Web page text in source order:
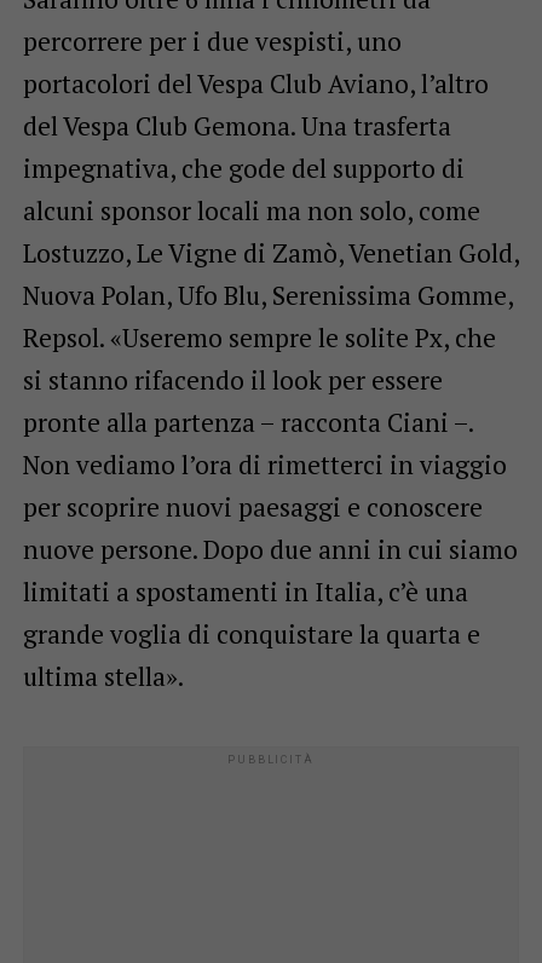
percorrere per i due vespisti, uno
portacolori del Vespa Club Aviano, l’altro
del Vespa Club Gemona. Una trasferta
impegnativa, che gode del supporto di
alcuni sponsor locali ma non solo, come
Lostuzzo, Le Vigne di Zamò, Venetian Gold,
Nuova Polan, Ufo Blu, Serenissima Gomme,
Repsol. «Useremo sempre le solite Px, che
si stanno rifacendo il look per essere
pronte alla partenza – racconta Ciani –.
Non vediamo l’ora di rimetterci in viaggio
per scoprire nuovi paesaggi e conoscere
nuove persone. Dopo due anni in cui siamo
limitati a spostamenti in Italia, c’è una
grande voglia di conquistare la quarta e
ultima stella».